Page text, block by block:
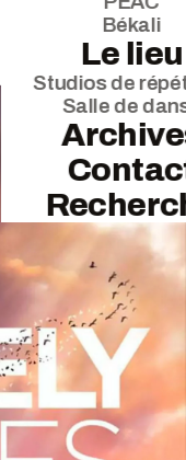
Békali
Le lieu
Studios de
Salle de